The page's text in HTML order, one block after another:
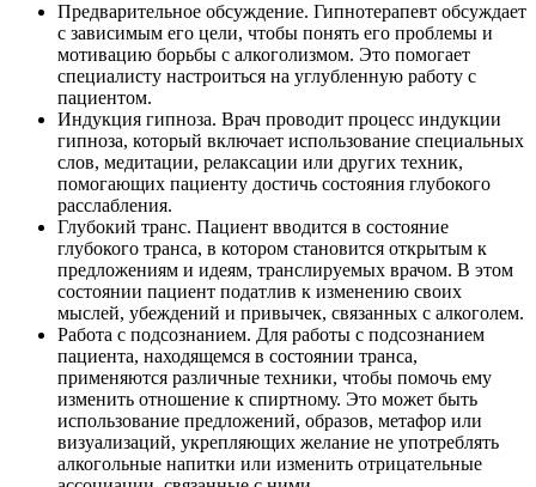
Предварительное обсуждение. Гипнотерапевт обсуждает
с зависимым его цели, чтобы понять его проблемы и
мотивацию борьбы с алкоголизмом. Это помогает
специалисту настроиться на углубленную работу с
пациентом.
Индукция гипноза. Врач проводит процесс индукции
гипноза, который включает использование специальных
слов, медитации, релаксации или других техник,
помогающих пациенту достичь состояния глубокого
расслабления.
Глубокий транс. Пациент вводится в состояние
глубокого транса, в котором становится открытым к
предложениям и идеям, транслируемых врачом. В этом
состоянии пациент податлив к изменению своих
мыслей, убеждений и привычек, связанных с алкоголем.
Работа с подсознанием. Для работы с подсознанием
пациента, находящемся в состоянии транса,
применяются различные техники, чтобы помочь ему
изменить отношение к спиртному. Это может быть
использование предложений, образов, метафор или
визуализаций, укрепляющих желание не употреблять
алкогольные напитки или изменить отрицательные